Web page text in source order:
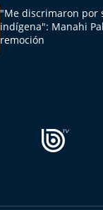
"Me discrimaron por
indígena": Manahi
remoción